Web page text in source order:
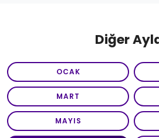
Diğer
OCAK
MART
MAYIS